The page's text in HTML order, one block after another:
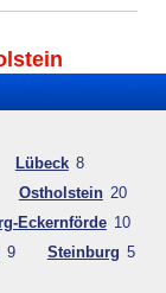
Lübeck 8
Ostholstein 20
Eckernförde 10
9 Steinburg 5